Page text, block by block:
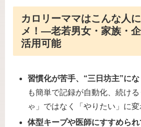
カロリーママはこんな人
メ！―老若男女・家族・
活用可能
習慣化が苦手、“三日坊主”に
も簡単で記録が自動化、続け
ゃ」ではなく「やりたい」に変
体型キープや医師にすすめら